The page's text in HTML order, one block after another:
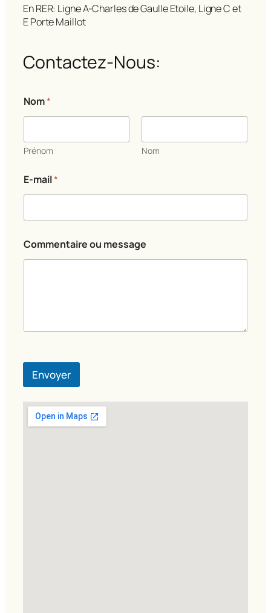
En RER: Ligne A-Charles de Gaulle Etoile, Ligne C et
E Porte Maillot
Contactez-Nous:
o
m
o
m
e
n
t
i
e
Nom*
Prénom Nom
E-mail*
Commentaire ou message
Envoyer